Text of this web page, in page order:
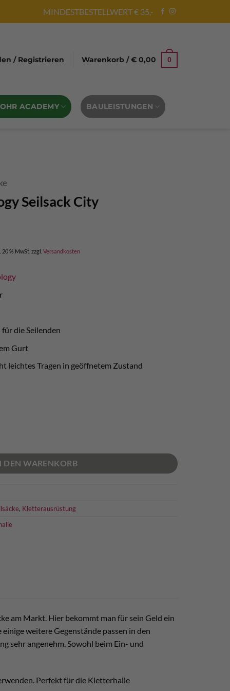
MINDESTBESTELLWERT € 35,-
/ Registrieren Warenkorb /€ 0,00 0
ACADEMY BAULEISTUNGEN
Seilsack City
20 % MwSt. zzgl. Versandkosten
die Seilenden
Gurt
leichtes Tragen in geöffnetem Zustand
DEN WARENKORB
, Kletterausrüstung
am Markt. Hier bekommt man für sein Geld ein
weitere Gegenstände passen in den
sehr angenehm. Sowohl beim Ein- und
Perfekt für die Kletterhalle